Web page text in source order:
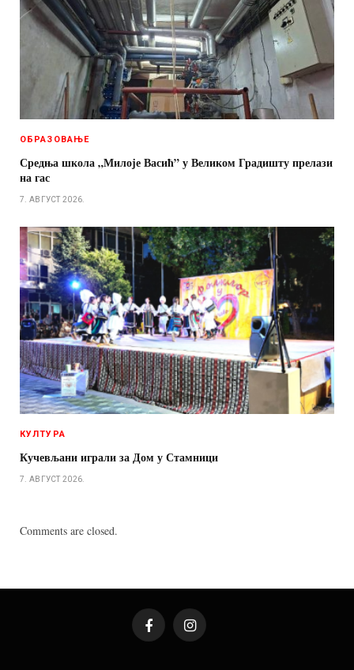
ОБРАЗОВАЊЕ
Средња школа „Милоје Васић” у Великом Градишту прелази
на гас
7. АВГУСТ 2026.
КУЛТУРА
Кучевљани играли за Дом у Стамници
7. АВГУСТ 2026.
Comments are closed.
FacebookInstagram